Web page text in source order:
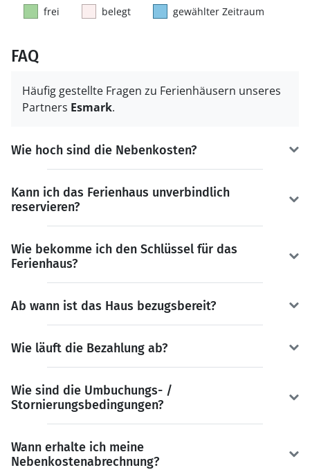
frei belegt gewählter Zeitraum
FAQ
Häufig gestellte Fragen zu Ferienhäusern unseres
Partners Esmark.
Wie hoch sind die Nebenkosten?
Kann ich das Ferienhaus unverbindlich
reservieren?
Wie bekomme ich den Schlüssel für das
Ferienhaus?
Ab wann ist das Haus bezugsbereit?
Wie läuft die Bezahlung ab?
Wie sind die Umbuchungs- /
Stornierungsbedingungen?
Wann erhalte ich meine
Nebenkostenabrechnung?